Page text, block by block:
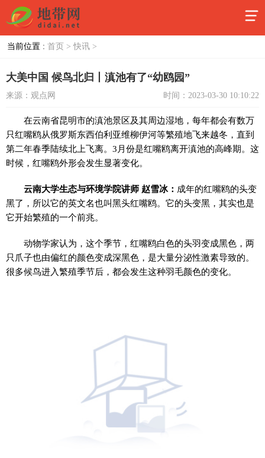
当前位置 : 首页 >快讯 >
大美中国 候鸟北归丨滇池有了“幼鸥园”
来源：观点网 时间：2023-03-30 10:10:22
在云南省昆明市的滇池景区及其周边湿地，每年都会有数万
只红嘴鸥从俄罗斯东西伯利亚维柳伊河等繁殖地飞来越冬，直到
第二年春季陆续北上飞离。3月份是红嘴鸥离开滇池的高峰期。这
时候，红嘴鸥外形会发生显著变化。
云南大学生态与环境学院讲师 赵雪冰： 成年的红嘴鸥的头变
黑了，所以它的英文名也叫黑头红嘴鸥。它的头变黑，其实也是
它开始繁殖的一个前兆。
动物学家认为，这个季节，红嘴鸥白色的头羽变成黑色，两
只爪子也由偏红的颜色变成深黑色，是大量分泌性激素导致的。
很多候鸟进入繁殖季节后，都会发生这种羽毛颜色的变化。